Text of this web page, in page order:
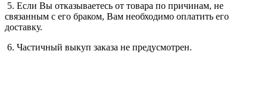
5. Если Вы отказываетесь от товара по причинам, не
связанным с его браком, Вам необходимо оплатить его
доставку.
6. Частичный выкуп заказа не предусмотрен.